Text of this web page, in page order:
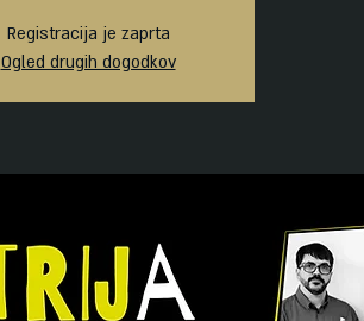
Registracija je zaprta
Ogled drugih dogodkov